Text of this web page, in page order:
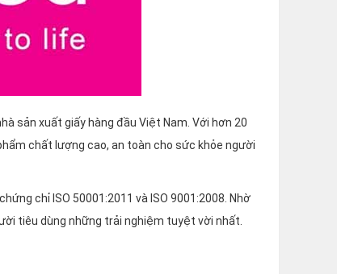
sản xuất giấy hàng đầu Việt Nam. Với hơn 20
chất lượng cao, an toàn cho sức khỏe người
chỉ ISO 50001:2011 và ISO 9001:2008. Nhờ
tiêu dùng những trải nghiệm tuyệt vời nhất.